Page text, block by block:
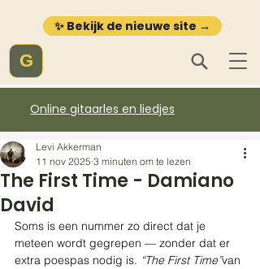
✨ Bekijk de nieuwe site →
G
Online gitaarles en liedjes
The First Time - Damiano
David
Levi Akkerman
11 nov 2025 3 minuten om te lezen
Soms is een nummer zo direct dat je
meteen wordt gegrepen — zonder dat er
extra poespas nodig is. “The First Time”van